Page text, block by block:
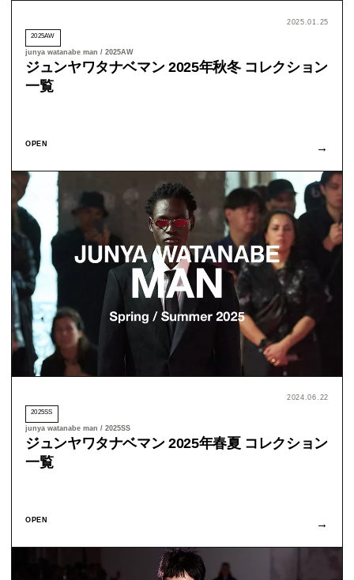
2025.01.25
2025AW
junya watanabe man / 2025AW
ジュンヤワタナベマン 2025年秋冬 コレクション
一覧
OPEN →
2024.06.22
2025SS
junya watanabe man / 2025SS
ジュンヤワタナベマン 2025年春夏 コレクション
一覧
OPEN →